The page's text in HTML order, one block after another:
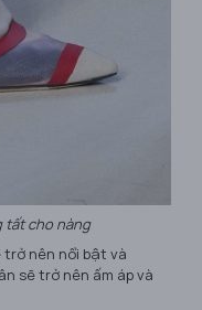
tất cho nàng
trở nên nổi bật và
sẽ trở nên ấm áp và